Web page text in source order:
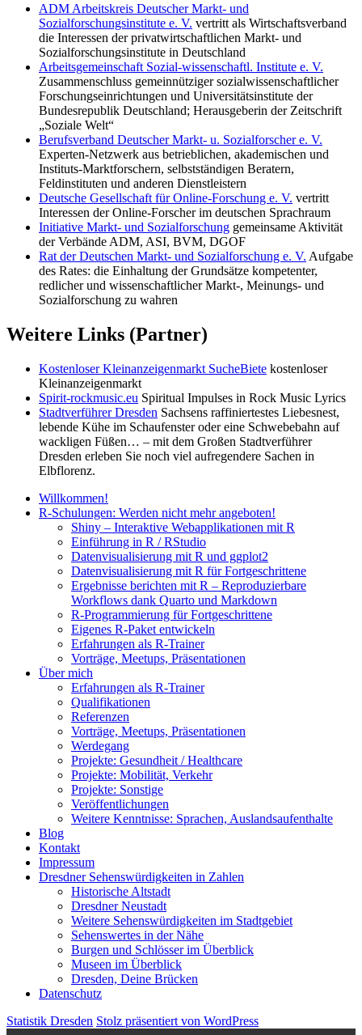
ADM Arbeitskreis Deutscher Markt- und
Sozialforschungsinstitute e. V. vertritt als Wirtschaftsverband
die Interessen der privatwirtschaftlichen Markt- und
Sozialforschungsinstitute in Deutschland
Arbeitsgemeinschaft Sozial-wissenschaftl. Institute e. V.
Zusammenschluss gemeinnütziger sozialwissenschaftlicher
Forschungseinrichtungen und Universitätsinstitute der
Bundesrepublik Deutschland; Herausgeberin der Zeitschrift
„Soziale Welt“
Berufsverband Deutscher Markt- u. Sozialforscher e. V.
Experten-Netzwerk aus betrieblichen, akademischen und
Instituts-Marktforschern, selbstständigen Beratern,
Feldinstituten und anderen Dienstleistern
Deutsche Gesellschaft für Online-Forschung e. V. vertritt
Interessen der Online-Forscher im deutschen Sprachraum
Initiative Markt- und Sozialforschung gemeinsame Aktivität
der Verbände ADM, ASI, BVM, DGOF
Rat der Deutschen Markt- und Sozialforschung e. V. Aufgabe
des Rates: die Einhaltung der Grundsätze kompetenter,
redlicher und wissenschaftlicher Markt-, Meinungs- und
Sozialforschung zu wahren
Weitere Links (Partner)
Kostenloser Kleinanzeigenmarkt SucheBiete kostenloser
Kleinanzeigenmarkt
Spirit-rockmusic.eu Spiritual Impulses in Rock Music Lyrics
Stadtverführer Dresden Sachsens raffiniertestes Liebesnest,
lebende Kühe im Schaufenster oder eine Schwebebahn auf
wackligen Füßen… – mit dem Großen Stadtverführer
Dresden erleben Sie noch viel aufregendere Sachen in
Elbflorenz.
Willkommen!
R-Schulungen: Werden nicht mehr angeboten!
Shiny – Interaktive Webapplikationen mit R
Einführung in R / RStudio
Datenvisualisierung mit R und ggplot2
Datenvisualisierung mit R für Fortgeschrittene
Ergebnisse berichten mit R – Reproduzierbare
Workflows dank Quarto und Markdown
R-Programmierung für Fortgeschrittene
Eigenes R-Paket entwickeln
Erfahrungen als R-Trainer
Vorträge, Meetups, Präsentationen
Über mich
Erfahrungen als R-Trainer
Qualifikationen
Referenzen
Vorträge, Meetups, Präsentationen
Werdegang
Projekte: Gesundheit / Healthcare
Projekte: Mobilität, Verkehr
Projekte: Sonstige
Veröffentlichungen
Weitere Kenntnisse: Sprachen, Auslandsaufenthalte
Blog
Kontakt
Impressum
Dresdner Sehenswürdigkeiten in Zahlen
Historische Altstadt
Dresdner Neustadt
Weitere Sehenswürdigkeiten im Stadtgebiet
Sehenswertes in der Nähe
Burgen und Schlösser im Überblick
Museen im Überblick
Dresden, Deine Brücken
Datenschutz
Statistik Dresden Stolz präsentiert von WordPress